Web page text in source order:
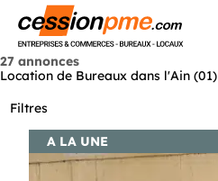
27 annonces
Location de Bureaux dans l'Ain (01)
Filtres
A LA UNE